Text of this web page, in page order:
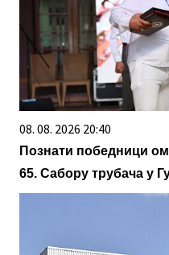
08. 08. 2026 20:40
Познати победници
65. Сабору трубача у